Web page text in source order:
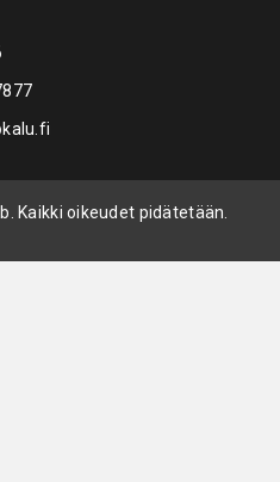
Kaikki oikeudet pidätetään.